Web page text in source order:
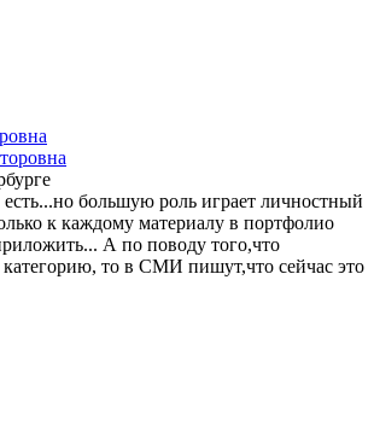
большую роль играет личностный
к каждому материалу в портфолио
А по поводу того,что
то в СМИ пишут,что сейчас это